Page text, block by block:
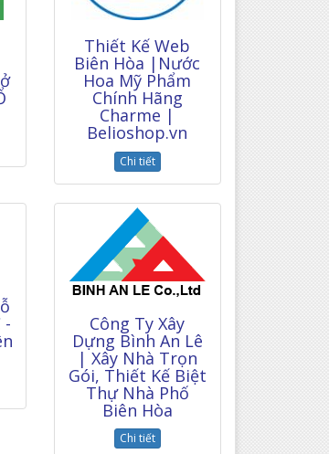
Thiết Kế Web
Biên Hòa |Nước
Hoa Mỹ Phẩm
Chính Hãng
Charme |
Belioshop.vn
Chi tiết
- Công Ty Xây
Dựng Bình An Lê
| Xây Nhà Trọn
Gói, Thiết Kế Biệt
Thự Nhà Phố
Biên Hòa
Chi tiết